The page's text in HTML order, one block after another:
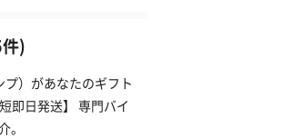
)
）があなたのギフト
即日発送】 専門バイ